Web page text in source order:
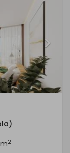
m2